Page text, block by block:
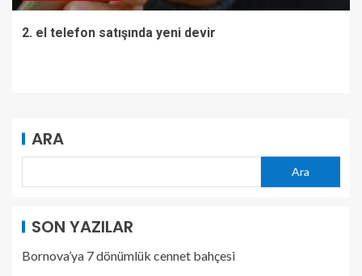
2. el telefon satışında yeni devir
ARA
Ara
SON YAZILAR
Bornova’ya 7 dönümlük cennet bahçesi